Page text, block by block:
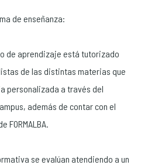
de enseñanza:
de aprendizaje está tutorizado
de las distintas materias que
personalizada a través del
además de contar con el
FORMALBA.
se evalúan atendiendo a un